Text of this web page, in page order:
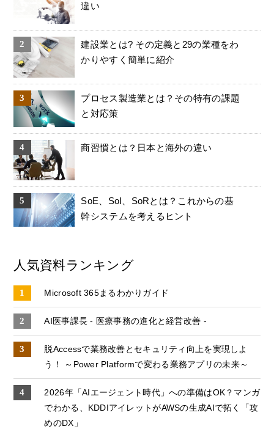
違い
建設業とは? その定義と29の業種をわ
かりやすく簡単に紹介
プロセス製造業とは？その特有の課題
と対応策
商習慣とは？日本と海外の違い
SoE、SoI、SoRとは？これからの基
幹システムを考えるヒント
人気資料ランキング
Microsoft 365まるわかりガイド
AI医事課長 - 医療事務の進化と経営改善 -
脱Accessで業務改善とセキュリティ向上を実現しよ
う！ ～Power Platformで変わる業務アプリの未来～
2026年「AIエージェント時代」への準備はOK？マンガ
でわかる、KDDIアイレットがAWSの生成AIで拓く「攻
めのDX」